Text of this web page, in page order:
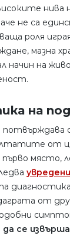
нива
не са
роля
мазна
начин на
на
потвърждава
от
място,
диагностика
от
да се